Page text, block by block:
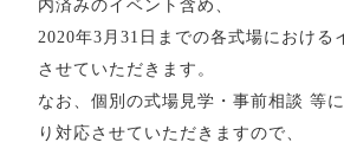
内済みのイベント含め、
2020年3 月31 日までの各式場における
させていただきます。
なお、個別の式場見学・事前相談 等
り対応させていただきますので、